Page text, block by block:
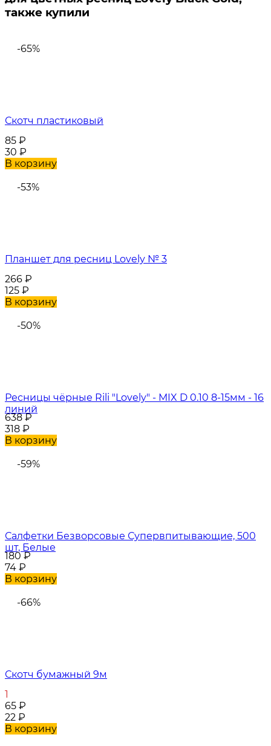
также купили
-65%
Скотч пластиковый
85 ₽
30 ₽
В корзину
-53%
Планшет для ресниц Lovely № 3
266 ₽
125 ₽
В корзину
-50%
Ресницы чёрные Rili "Lovely" - MIX D 0.10 8-15мм - 16
линий
638₽
318 ₽
В корзину
-59%
Салфетки Безворсовые Супервпитывающие, 500
шт, Белые
180₽
74 ₽
В корзину
-66%
Скотч бумажный 9м
1
65 ₽
22 ₽
В корзину